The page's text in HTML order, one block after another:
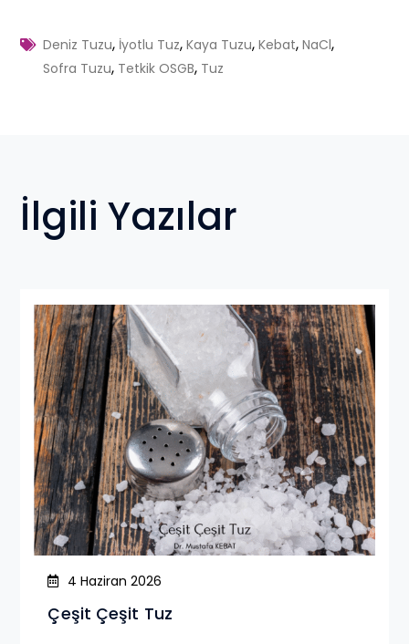
Deniz Tuzu, İyotlu Tuz,Kaya Tuzu,Kebat,NaCl,
Sofra Tuzu, Tetkik OSGB, Tuz
İlgili Yazılar
4 Haziran 2026
Çeşit Çeşit Tuz